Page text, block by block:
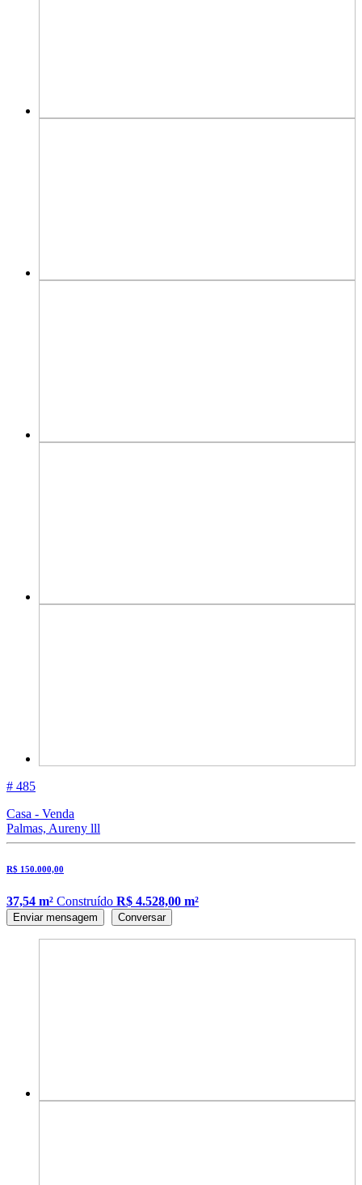
# 485
Casa - Venda
Palmas, Aureny lll
R$ 150.000,00
37,54 m² Construído R$ 4.528,00 m²
Enviar mensagem Conversar